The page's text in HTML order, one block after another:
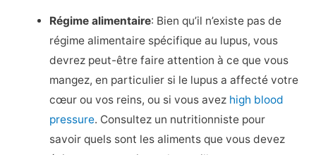
Régime alimentaire: Bien qu’il n’existe pas de
régime alimentaire spécifique au lupus, vous
devrez peut-être faire attention à ce que vous
mangez, en particulier si le lupus a affecté votre
cœur ou vos reins, ou si vous avez high blood
pressure. Consultez un nutritionniste pour
savoir quels sont les aliments que vous devez